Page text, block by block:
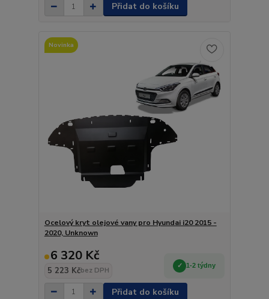
Přidat do košíku
Novinka
Ocelový kryt olejové vany pro Hyundai i20 2015 -
2020, Unknown
6 320 Kč
5 223 Kčbez DPH
1-2 týdny
Přidat do košíku